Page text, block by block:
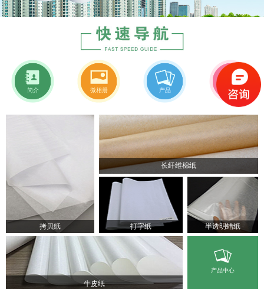
简介 微相册 产品 新闻
拷贝纸
长纤维棉纸
打字纸 半透明蜡纸
牛皮纸
产品中心